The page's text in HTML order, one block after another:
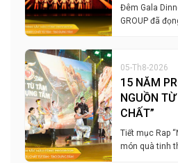
Đêm Gala
GROUP đã
05-Th8-2026
15 NĂM
NGUỒN TỪ
CHẤT”
Tiết mục Rap
món quà tinh